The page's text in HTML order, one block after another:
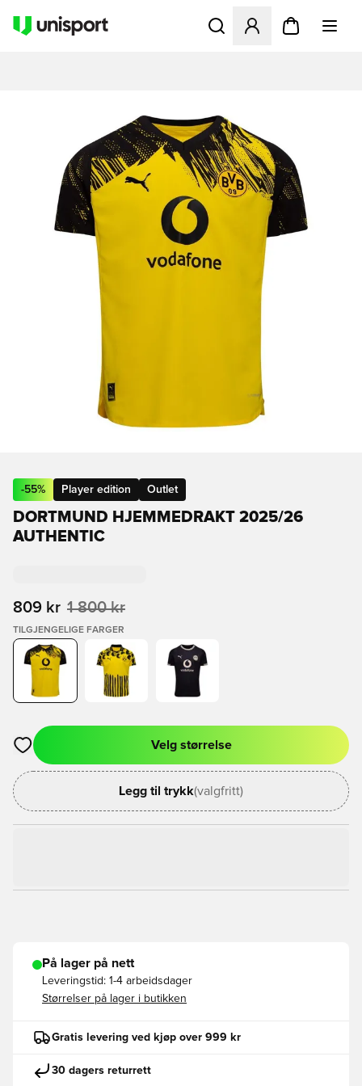
Åpner en Modal for å
-55% Player edition Outlet
DORTMUND HJEMMEDRAKT 2025/26
AUTHENTIC
809 kr 1 800 kr
TILGJENGELIGE FARGER
Åpner en Modal for å logge inn eller registrere deg som
Velg størrelse
Legg til trykk(valgfritt)
På lager på nett
Leveringstid: 1-4 arbeidsdager
Størrelser på lager i butikken
Gratis levering ved kjøp over 999 kr
30 dagers returrett